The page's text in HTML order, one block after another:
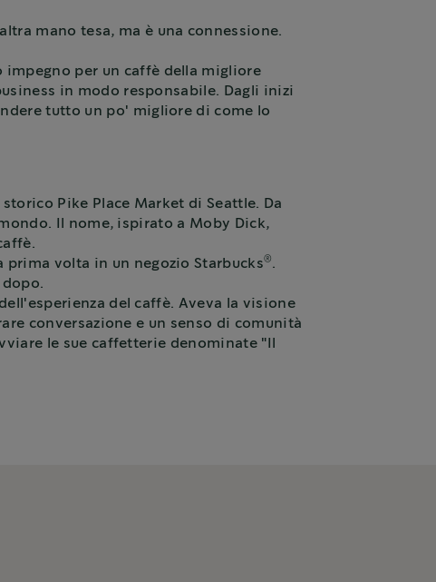
mano tesa, ma è una connessione.
impegno per un caffè della migliore
in modo responsabile. Dagli inizi
tutto un po' migliore di come lo
Pike Place Market di Seattle. Da
Il nome, ispirato a Moby Dick,
prima volta in un negozio Starbucks® .
del caffè. Aveva la visione
conversazione e un senso di comunità
le sue caffetterie denominate "Il